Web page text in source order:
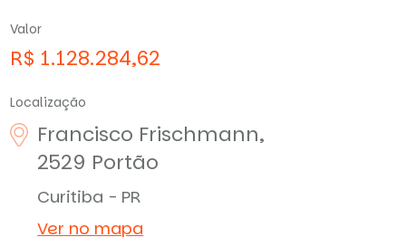
Valor
R$ 1.128.284,62
Localização
Francisco Frischmann,
2529 Portão
Curitiba - PR
Ver no mapa